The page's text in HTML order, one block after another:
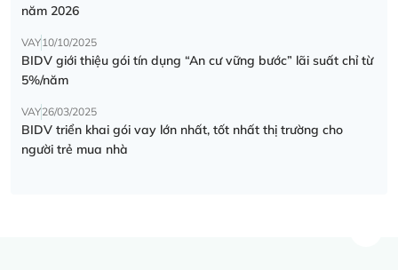
năm 2026
VAY10/10/2025
BIDV giới thiệu gói tín dụng “An cư vững bước” lãi suất chỉ từ
5%/năm
VAY26/03/2025
BIDV triển khai gói vay lớn nhất, tốt nhất thị trường cho
người trẻ mua nhà